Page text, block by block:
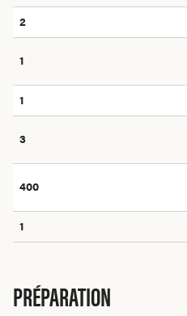
2
1
1
3
400
1
PRÉPARATION